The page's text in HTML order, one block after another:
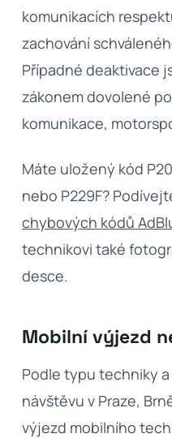
komunikacích
zachování
Případné deaktivace
zákonem dovolené
komunikace,
Máte uložený kód
nebo P229F?
chybových kódů
technikovi také
desce.
Mobilní výjezd
Podle typu techniky
návštěvu v Praze,
výjezd mobilního